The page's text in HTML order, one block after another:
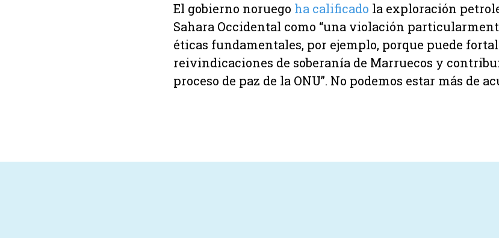
El gobierno noruego ha calificado la exploración
Sahara Occidental como “una violación
éticas fundamentales, por ejemplo, porque puede
reivindicaciones de soberanía de Marruecos y
proceso de paz de la ONU”. No podemos estar más de